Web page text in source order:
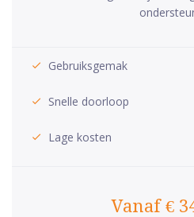
Gebruiksgemak
Snelle doorloop
Lage kosten
Vanaf €